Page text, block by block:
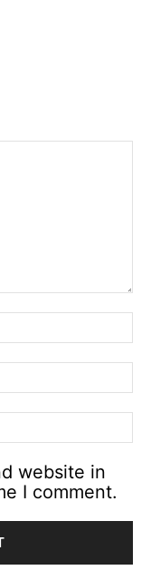
website in
I comment.